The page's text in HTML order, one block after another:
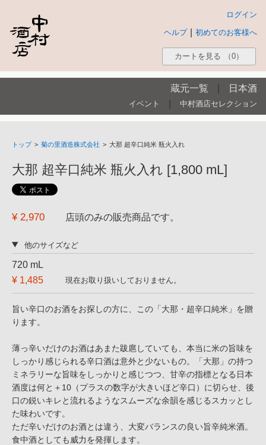
ログイン
初めてのお客様へ
ヘルプ
カートを見る （0）
蔵元一覧 日本酒
イベント 中村酒店セレクション
トップ > 菊の里酒造株式会社 > 大那 超辛口純米 瓶火入れ
大那 超辛口純米 瓶火入れ [1,800 mL]
¥ 2,970 店頭のみの販売商品です。
他のサイズなど
720 mL
¥ 1,485
現在お取り扱いしておりません。
旨い辛口のお酒をお探しの方に、この「大那・超辛口純米」を贈
ります。
薄っ辛いだけのお酒はあまた跋扈していても、本当に米の旨味を
しっかり感じられる辛口酒は意外と少ないもの。「大那」の持つ
ミネラリーな旨味をしっかりと感じつつ、甘辛の指標となる日本
酒度は何と＋10（プラスの数字が大きいほど辛口）に切らせ、後
口の鋭いキレと流れるようなスムーズな余韻を感じるスカッとし
た味わいです。
ただ辛いだけのお酒とは違う、大変バランスの良い旨辛純米酒。
食中酒としても威力を発揮します。